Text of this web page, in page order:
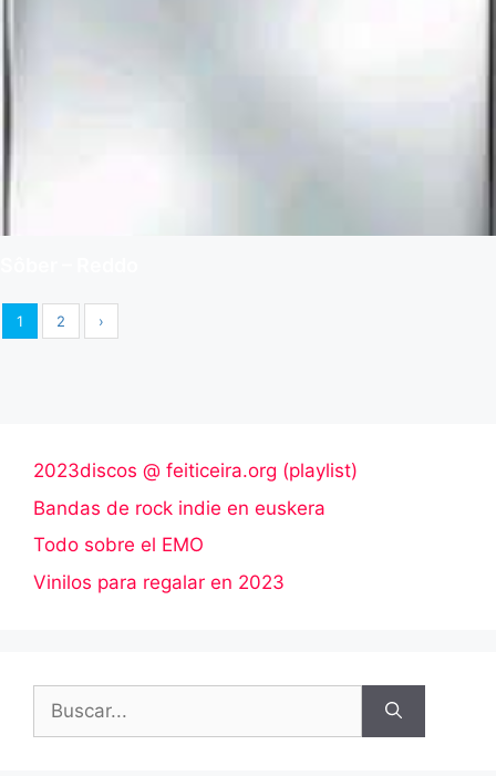
1 2 ›
2023discos @ feiticeira.org (playlist)
Bandas de rock indie en euskera
Todo sobre el EMO
Vinilos para regalar en 2023